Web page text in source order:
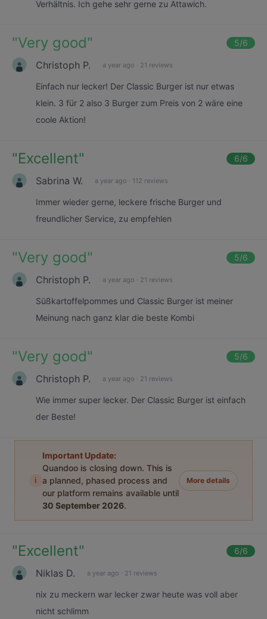
Verhältnis. Ich gehe sehr gerne zu Attawich.
"Very good" 5/6
Christoph P. a year ago · 21 reviews
Einfach nur lecker! Der Classic Burger ist nur etwas
klein. 3 für 2 also 3 Burger zum Preis von 2 wäre eine
coole Aktion!
"Excellent" 6/6
Sabrina W. a year ago · 112 reviews
Immer wieder gerne, leckere frische Burger und
freundlicher Service, zu empfehlen
"Very good" 5/6
Christoph P. a year ago · 21 reviews
Süßkartoffelpommes und Classic Burger ist meiner
Meinung nach ganz klar die beste Kombi
"Very good" 5/6
Christoph P. a year ago · 21 reviews
Wie immer super lecker. Der Classic Burger ist einfach
der Beste!
i
Important Update:
Quandoo is closing down. This is
a planned, phased process and
our platform remains available until
30 September 2026.
More details
"Excellent" 6/6
Niklas D. a year ago · 21 reviews
nix zu meckern war lecker zwar heute was voll aber
nicht schlimm